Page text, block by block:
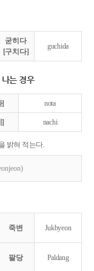
굳히다
[구치다]
guchida
나는 경우
] nota
] nachi
밝혀 적는다.
죽변 Jukbyeon
팔당 Paldang